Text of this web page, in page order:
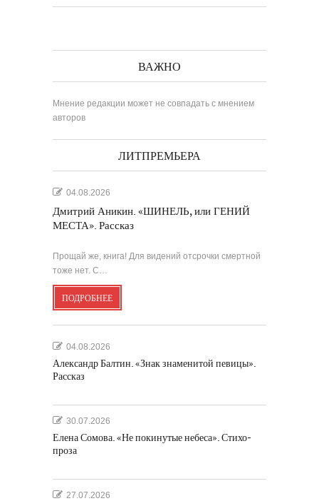
ВАЖНО
Мнение редакции может не совпадать с мнением
авторов
ЛИТПРЕМЬЕРА
04.08.2026
Дмитрий Аникин. «ШИНЕЛЬ, или ГЕНИЙ
МЕСТА». Рассказ
Прощай же, книга! Для видений отсрочки смертной
тоже нет. С…
ПОДРОБНЕЕ
04.08.2026
Александр Балтин. «Знак знаменитой певицы».
Рассказ
30.07.2026
Елена Сомова. «Не покинутые небеса». Стихо-
проза
27.07.2026